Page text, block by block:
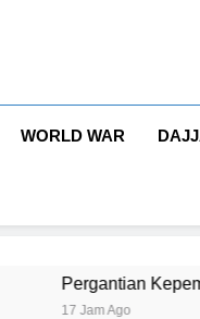
WORLD WAR
Kepemimpinan